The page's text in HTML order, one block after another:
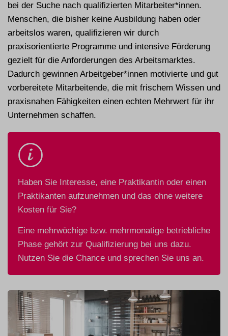
bei der Suche nach qualifizierten Mitarbeiter*innen.
Menschen, die bisher keine Ausbildung haben oder
arbeitslos waren, qualifizieren wir durch
praxisorientierte Programme und intensive Förderung
gezielt für die Anforderungen des Arbeitsmarktes.
Dadurch gewinnen Arbeitgeber*innen motivierte und gut
vorbereitete Mitarbeitende, die mit frischem Wissen und
praxisnahen Fähigkeiten einen echten Mehrwert für ihr
Unternehmen schaffen.
Haben Sie Interesse, eine Praktikantin oder einen
Praktikanten aufzunehmen und das ohne weitere
Kosten für Sie?
Eine mehrwöchige bzw. mehrmonatige betriebliche
Phase gehört zur Qualifizierung bei uns dazu.
Nutzen Sie die Chance und sprechen Sie uns an.